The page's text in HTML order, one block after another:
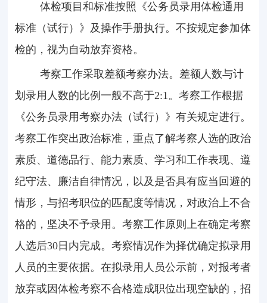
体检项目和标准按照《公务员录用体检通用
标准（试行）》及操作手册执行。不按规定参加体
检的，视为自动放弃资格。
考察工作采取差额考察办法。差额人数与计
划录用人数的比例一般不高于2:1 。考察工作根据
《公务员录用考察办法（试行）》有关规定进行。
考察工作突出政治标准，重点了解考察人选的政治
素质、道德品行、能力素质、学习和工作表现、遵
纪守法、廉洁自律情况，以及是否具有应当回避的
情形，与招考职位的匹配度等情况，对政治上不合
格的，坚决不予录用。考察工作原则上在确定考察
人选后30日内完成。考察情况作为择优确定拟录用
人员的主要依据。在拟录用人员公示前，对报考者
放弃或因体检考察不合格造成职位出现空缺的，招